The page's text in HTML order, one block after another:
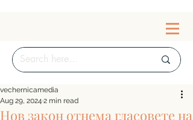
Нов закон отнема гласовете на
vechernicamedia
Aug 29, 2024 2 min read